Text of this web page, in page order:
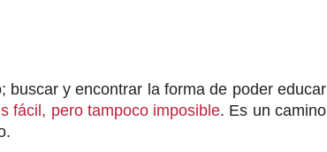
buscar y encontrar la forma de poder educar
fácil, pero tampoco imposible. Es un camino